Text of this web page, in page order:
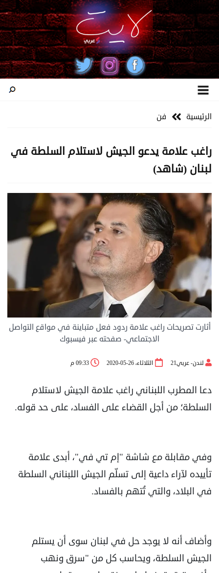
الرئيسية فن
راغب علامة يدعو الجيش لاستلام السلطة في
لبنان (شاهد)
أثارت تصريحات راغب علامة ردود فعل متباينة في مواقع التواصل
الاجتماعي- صفحته عبر فيسبوك
لندن- عربي21 الثلاثاء، 26-05-2020 09:33 م
دعا المطرب اللبناني راغب علامة الجيش لاستلام
السلطة؛ من أجل القضاء على الفساد، على حد قوله.
وفي مقابلة مع شاشة "إم تي في"، أبدى علامة
تأييده لآراء داعية إلى تسلّم الجيش اللبناني السلطة
في البلاد، والتي تُتهم بالفساد.
وأضاف أنه لا يوجد حل في لبنان سوى أن يستلم
الجيش السلطة، ويحاسب كل من "سرق ونهب